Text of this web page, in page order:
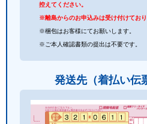
控えてください。
※離島からのお申込みは受け付けており
※梱包はお客様にてお願いします。
※ご本人確認書類の提出は不要です。
発送先（着払い伝